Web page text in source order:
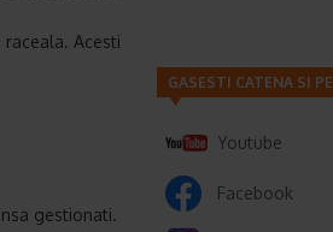
Acesti
gestionati.
GASESTI CATENA SI PE
Youtube
Facebook